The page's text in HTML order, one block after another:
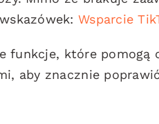
Wsparcie
funkcje, które
aby znacznie